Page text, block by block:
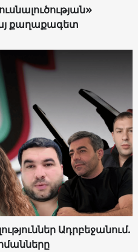
քաղաքագետ
Ադրբեջանում.